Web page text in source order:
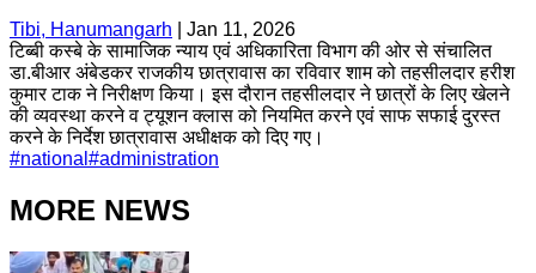
Tibi, Hanumangarh
Jan 11, 2026
टिब्बी कस्बे के सामाजिक न्याय एवं अधिकारिता विभाग की ओर से संचालित
डा.बीआर अंबेडकर राजकीय छात्रावास का रविवार शाम को तहसीलदार हरीश
कुमार टाक ने निरीक्षण किया। इस दौरान तहसीलदार ने छात्रों के लिए खेलने
की व्यवस्था करने व ट्यूशन क्लास को नियमित करने एवं साफ सफाई दुरस्त
करने के निर्देश छात्रावास अधीक्षक को दिए गए।
#national #administration
MORE NEWS